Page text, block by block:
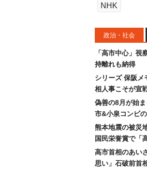
NHK
政治・社会
「高市中心」
持離れも納得
シリーズ 保阪メ
相人事こそが宣
偽善の8月が始
市&小泉コンビ
熊本地震の被災
国民栄誉賞で「
高市首相のあい
思い」石破前首